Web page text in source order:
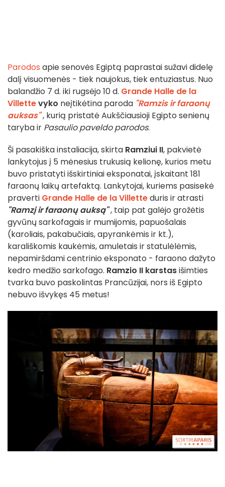
Parodos apie senovės Egiptą paprastai sužavi didelę
dalį visuomenės - tiek naujokus, tiek entuziastus. Nuo
balandžio 7 d. iki rugsėjo 10 d. Grande Halle de la
Villettevyko neįtikėtina paroda "Ramzis ir faraonų
auksas", kurią pristatė Aukščiausioji Egipto senienų
taryba ir Pasaulio paveldo parodos.
Ši pasakiška instaliacija, skirta Ramziui II, pakvietė
lankytojus į 5 mėnesius trukusią kelionę, kurios metu
buvo pristatyti išskirtiniai eksponatai, įskaitant 181
faraonų laikų artefaktą. Lankytojai, kuriems pasisekė
praverti Grande Halle de la Villetteduris ir atrasti
"Ramzį ir faraonų auksą", taip pat galėjo grožėtis
gyvūnų sarkofagais ir mumijomis, papuošalais
(karoliais, pakabučiais, apyrankėmis ir kt.),
karališkomis kaukėmis, amuletais ir statulėlėmis,
nepamiršdami centrinio eksponato - faraono dažyto
kedro medžio sarkofago. Ramzio II karstasišimties
tvarka buvo paskolintas Prancūzijai, nors iš Egipto
nebuvo išvykęs 45 metus!